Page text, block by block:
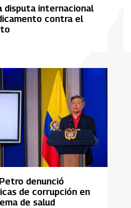
disputa internacional
contra el
denunció
de corrupción en
de salud